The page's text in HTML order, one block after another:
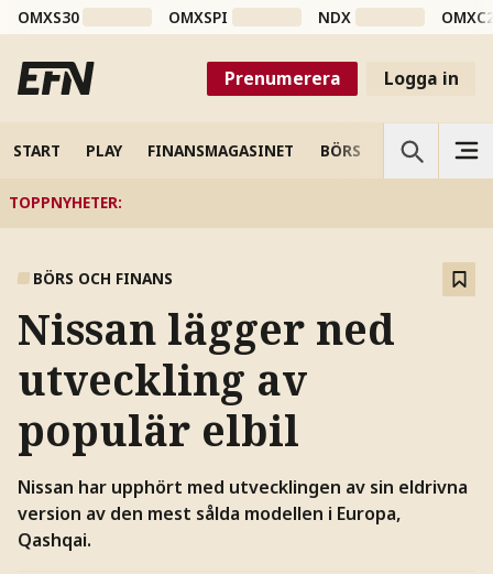
OMXS30 OMXSPI NDX
Prenumerera Logga in
START PLAY FINANSMAGASINET BÖRS VETENSKAP
TOPPNYHETER:
BÖRS OCH FINANS
Nissan lägger ned
utveckling av
populär elbil
Nissan har upphört med utvecklingen av sin eldrivna
version av den mest sålda modellen i Europa,
Qashqai.